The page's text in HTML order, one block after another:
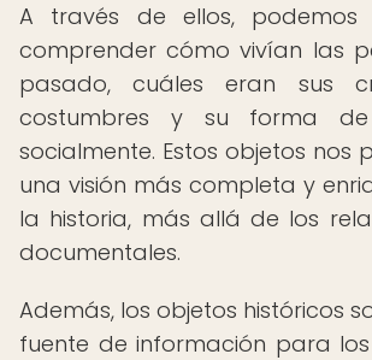
A través de ellos, podemos
comprender cómo vivían las
pasado, cuáles eran sus
costumbres y su forma de
socialmente. Estos objetos nos
una visión más completa y
la historia, más allá de los
documentales.
Además, los objetos históricos
fuente de información para